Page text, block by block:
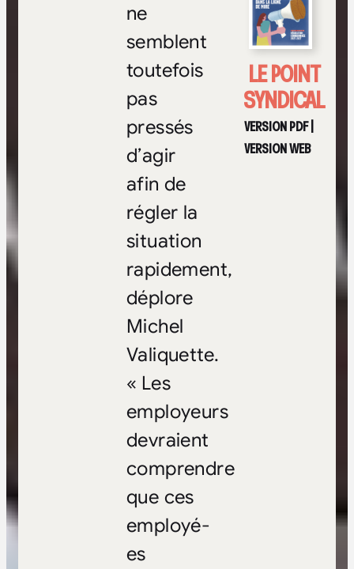
LE POINT
SYNDICAL
VERSION PDF|
VERSION WEB
ne
semblent
toutefois
pas
pressés
d’agir
afin de
régler la
situation
rapidement,
déplore
Michel
Valiquette.
« Les
employeurs
devraient
comprendre
que ces
employé-
es